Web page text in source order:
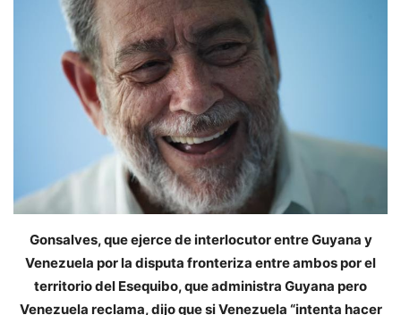
Gonsalves, que ejerce de interlocutor entre Guyana y
Venezuela por la disputa fronteriza entre ambos por el
territorio del Esequibo, que administra Guyana pero
Venezuela reclama, dijo que si Venezuela “intenta hacer